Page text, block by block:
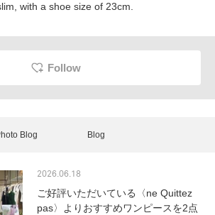
with a shoe size of 23cm.
Follow
Blog Blog
2026.06.18
ご好評いただいている〈ne Quittez
pas〉よりおすすめワンピースを2点